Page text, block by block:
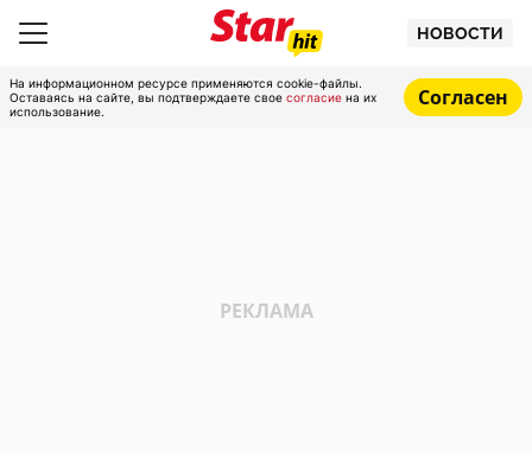
НОВОСТИ
На информационном ресурсе применяются cookie-файлы.
Оставаясь на сайте, вы подтверждаете свое согласие на их
использование.
Согласен